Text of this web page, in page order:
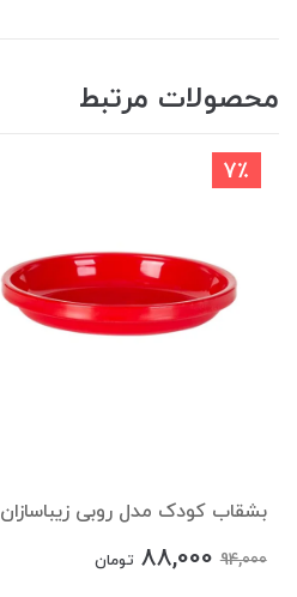
محصولات مرتبط
7٪
بشقاب کودک مدل روبی زیباسازان
94,000
88,000 تومان